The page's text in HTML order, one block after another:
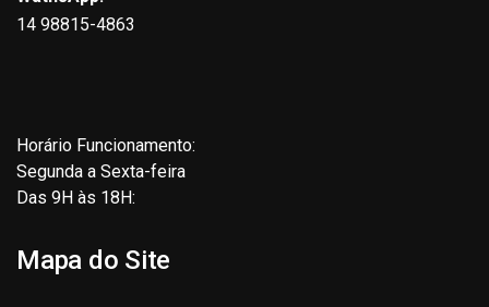
14 98815-4863
Horário Funcionamento:
Segunda a Sexta-feira
Das 9H às 18H:
Mapa do Site